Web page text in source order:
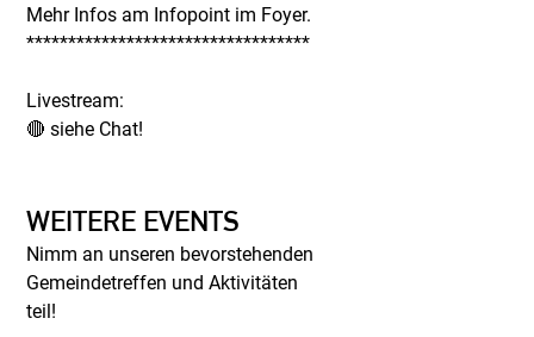
Mehr Infos am Infopoint im Foyer.
**********************************
Livestream:
🔴 siehe Chat!
WEITERE EVENTS
Nimm an unseren bevorstehenden
Gemeindetreffen und Aktivitäten
teil!